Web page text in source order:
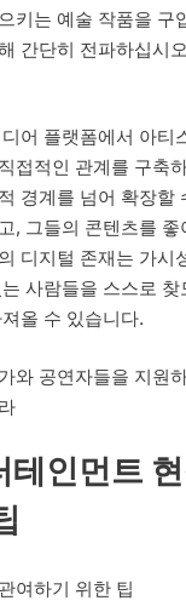
키는 예술 작품을 구
간단히 전파하십시
어 플랫폼에서 아티
접적인 관계를 구축
경계를 넘어 확장할
, 그들의 콘텐츠를
디지털 존재는 가시
사람들을 스스로 찾
올 수 있습니다.
와 공연자들을 지원
테인먼트
여하기 위한 팁